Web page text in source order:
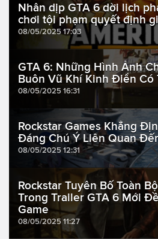
Nhân dịp GTA 6 dời lịch
chơi tội phạm quyết định
08/05/2025 17:03
GTA 6: Những Hình Ảnh
Buôn Vũ Khí Kinh Điển Có
08/05/2025 16:31
Rockstar Games Khẳng
Đáng Chú Ý Liên Quan
08/05/2025 12:31
Rockstar Tuyên Bố Toàn
Trong Trailer GTA 6 Mới
Game
08/05/2025 11:27